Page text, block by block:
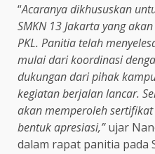
“Acaranya dikhususkan
SMKN 13 Jakarta yang
PKL. Panitia telah
mulai dari koordinasi
dukungan dari pihak
kegiatan berjalan lancar.
akan memperoleh
bentuk apresiasi,”ujar
dalam rapat panitia pada